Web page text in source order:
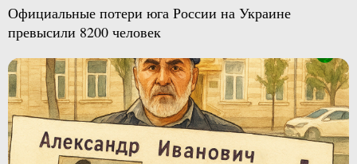
Официальные потери юга России на Украине
превысили 8200 человек